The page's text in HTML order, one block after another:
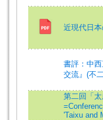
近現代日
書評：中
交流』(不
第二回「
'Taixu and